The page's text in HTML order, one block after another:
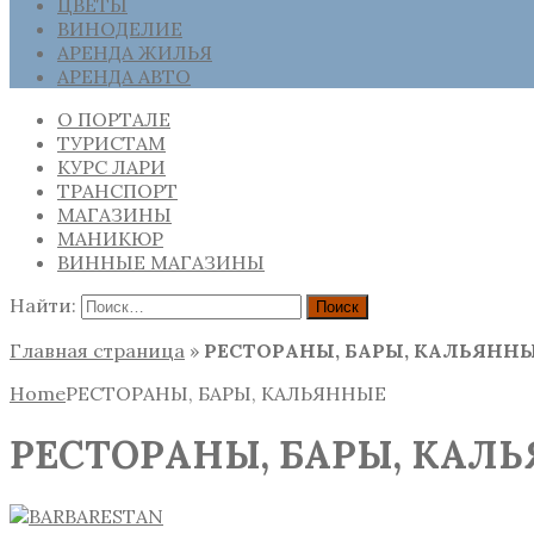
ВИНОДЕЛИЕ
АРЕНДА ЖИЛЬЯ
АРЕНДА АВТО
О ПОРТАЛЕ
ТУРИСТАМ
КУРС ЛАРИ
ТРАНСПОРТ
МАГАЗИНЫ
МАНИКЮР
ВИННЫЕ МАГАЗИНЫ
Найти:
Главная страница » РЕСТОРАНЫ, БАРЫ,
HomeРЕСТОРАНЫ, БАРЫ, КАЛЬЯННЫЕ
РЕСТОРАНЫ, БАРЫ,